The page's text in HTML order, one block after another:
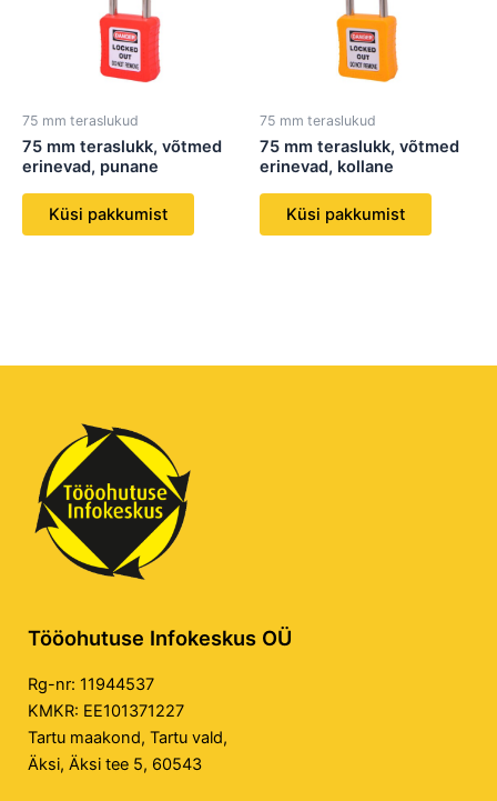
75 mm teraslukud
75 mm teraslukk, võtmed
erinevad, punane
Küsi pakkumist
75 mm teraslukud
75 mm teraslukk, võtmed
erinevad, kollane
Küsi pakkumist
Tööohutuse Infokeskus OÜ
Rg-nr: 11944537
KMKR: EE101371227
Tartu maakond, Tartu vald,
Äksi, Äksi tee 5, 60543